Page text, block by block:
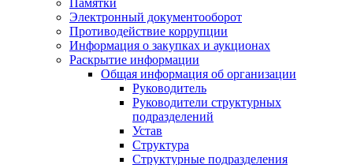
Электронный документооборот
Противодействие коррупции
Информация о закупках и аукционах
Раскрытие информации
Общая информация об организации
Руководитель
Руководители структурных
подразделений
Устав
Структура
Структурные подразделения